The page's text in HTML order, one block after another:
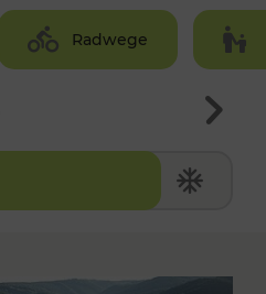
Radwege